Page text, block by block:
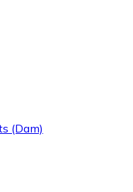
(Dam)